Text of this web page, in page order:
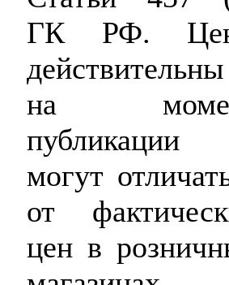
ГК РФ.
действительны
на
могут
от
цен в